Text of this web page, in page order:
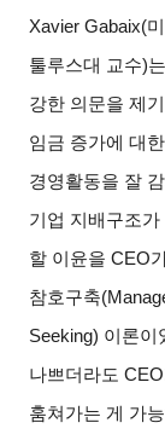
Xavier Gabaix(
툴루스대 교수)
강한 의문을 제
임금 증가에 대
경영활동을 잘
기업 지배구조
할 이윤을 CEO
참호구축
Seeking) 이론이
나쁘더라도 CEO
훔쳐가는 게 가